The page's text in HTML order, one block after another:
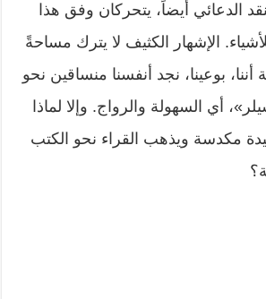
الدعائي أيضاً، يتحركان وفق هذا
الإشهار الكثيف لا يترك مساحةً
أننا، بوعينا، نجد أنفسنا منساقين نحو
أي السهولة والرواج. وإلا لماذا
مكدسة ويذهب القراء نحو الكتب